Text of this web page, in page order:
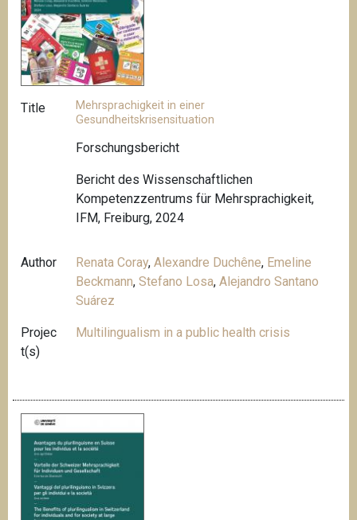
Title
Mehrsprachigkeit in einer
Gesundheitskrisensituation
Forschungsbericht
Bericht des Wissenschaftlichen
Kompetenzzentrums für Mehrsprachigkeit,
IFM, Freiburg, 2024
Author Renata Coray,Alexandre Duchêne, Emeline
Beckmann,Stefano Losa,Alejandro Santano
Suárez
Projec
t(s)
Multilingualism in a public health crisis